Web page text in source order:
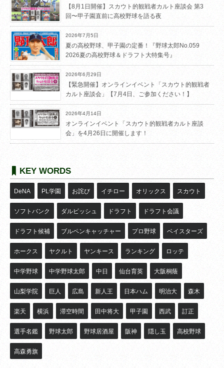
【8月1日開催】スカウト的観戦者カルト座談会 第3
回〜甲子園直前に高校野球を語る夜
2026年7月5日
夏の高校野球、甲子園の定番！『野球太郎No.059
2026夏の高校野球＆ドラフト大特集号』
2026年6月29日
【緊急開催】オンラインイベント「スカウト的観戦者
カルト座談会」【7月4日、ご参加ください！】
2026年4月14日
オンラインイベント「スカウト的観戦者カルト座談
会」を4月26日に開催します！
KEY WORDS
DeNA PL学園 お詫び イチロー オリックス スカウト
ソフトバンク ダルビッシュ ドラフト ドラフト会議
ドラフト候補 ブルペンキャッチャー プロ野球 ベイスターズ
ホークス ヤクルト ヤンキース ランキング ロッテ
中学野球 中学野球太郎 中日 仙台育英 大阪桐蔭
山梨学院 巨人 広島 新人王 日本ハム 明治大 森木
楽天 横浜 滞空時間 田中将大 甲子園 西武 訂正
選手名鑑 野球太郎 野球居酒屋 阪神 隠し玉 高校野球
高森勇旗